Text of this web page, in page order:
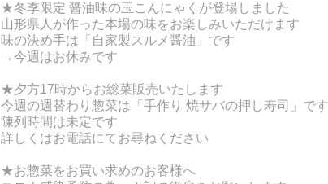
★冬季限定 醤油味の玉こんにゃくが登場しました
山形県人が作った本場の味をお楽しみいただけます
味の決め手は「自家製スルメ醤油」です
→今週はお休みです
★夕方17時からお総菜販売いたします
今週の週替わり惣菜は「手作り 焼サバの押し寿司」です
陳列時間は未定です
詳しくはお電話にてお尋ねください
★お惣菜をお買い求めのお客様へ